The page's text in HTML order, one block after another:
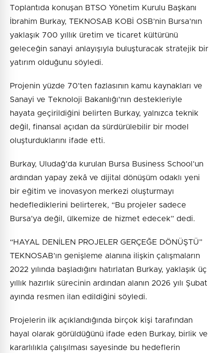
Toplantıda konuşan BTSO Yönetim Kurulu Başkanı
İbrahim Burkay, TEKNOSAB KOBİ OSB’nin Bursa’nın
yaklaşık 700 yıllık üretim ve ticaret kültürünü
geleceğin sanayi anlayışıyla buluşturacak stratejik bir
yatırım olduğunu söyledi.
Projenin yüzde 70’ten fazlasının kamu kaynakları ve
Sanayi ve Teknoloji Bakanlığı'nın destekleriyle
hayata geçirildiğini belirten Burkay, yalnızca teknik
değil, finansal açıdan da sürdürülebilir bir model
oluşturduklarını ifade etti.
Burkay, Uludağ’da kurulan Bursa Business School’un
ardından yapay zekâ ve dijital dönüşüm odaklı yeni
bir eğitim ve inovasyon merkezi oluşturmayı
hedeflediklerini belirterek, “Bu projeler sadece
Bursa’ya değil, ülkemize de hizmet edecek” dedi.
“HAYAL DENİLEN PROJELER GERÇEĞE DÖNÜŞTÜ”
TEKNOSAB’ın genişleme alanına ilişkin çalışmaların
2022 yılında başladığını hatırlatan Burkay, yaklaşık üç
yıllık hazırlık sürecinin ardından alanın 2026 yılı Şubat
ayında resmen ilan edildiğini söyledi.
Projelerin ilk açıklandığında birçok kişi tarafından
hayal olarak görüldüğünü ifade eden Burkay, birlik ve
kararlılıkla çalışılması sayesinde bu hedeflerin